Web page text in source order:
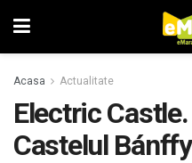
Acasa Actualitate
Electric
Castelul